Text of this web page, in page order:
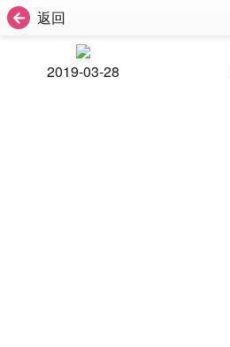
返回
2019-03-28